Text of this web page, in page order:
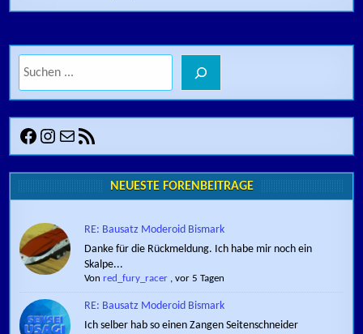
Facebook
Instagram
E-MailRSS-Feed
NEUESTE FORENBEITRÄGE
RE: Bausatz Moderoid Bismark
Danke für die Rückmeldung. Ich habe mir noch ein
Skalpe...
Vonred_fury_racer ,vor 5 Tagen
RE: Bausatz Moderoid Bismark
Ich selber hab so einen Zangen Seitenschneider